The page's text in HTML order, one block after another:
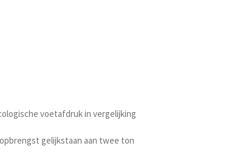
voetafdruk in vergelijking
gelijkstaan aan twee ton